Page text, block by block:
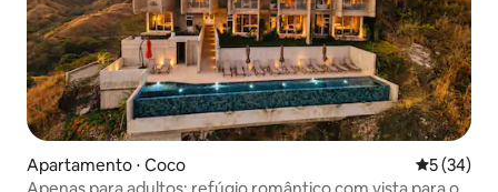
Apartamento ⋅ Coco 5 de uma
5 (34)